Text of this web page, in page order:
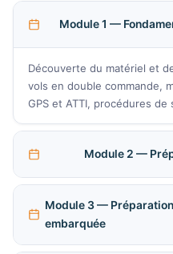
Module 1 —
Découverte du matériel et
vols en double commande,
GPS et ATTI, procédures
Module 2 —
Module 3 —
embarquée